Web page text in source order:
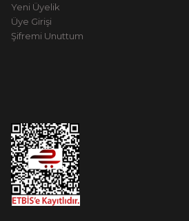
Yeni Üyelik
Üye Girişi
Şifremi Unuttum